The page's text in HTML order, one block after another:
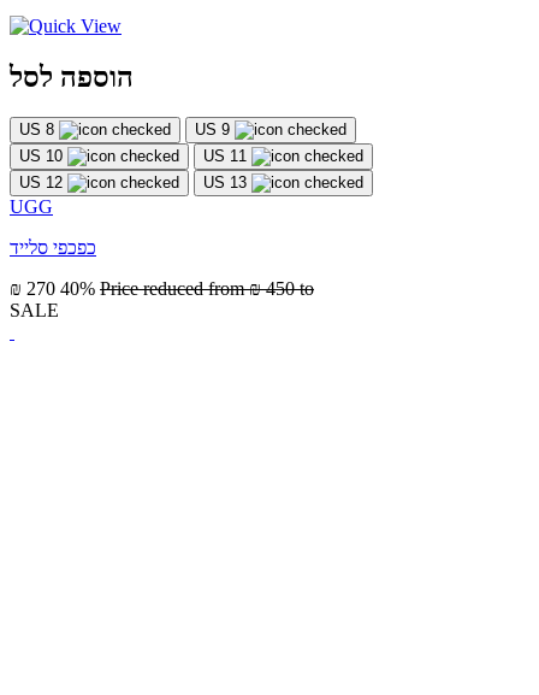
הוספה לסל
US 8
US 9
US 10
US 11
US 12
US 13
UGG
כפכפי סלייד
₪ 270 40% Price reduced from₪ 450 to
SALE